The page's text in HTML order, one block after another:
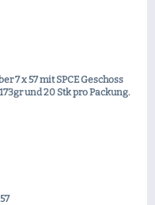
7 x 57 mit SPCE Geschoss
und 20 Stk pro Packung.